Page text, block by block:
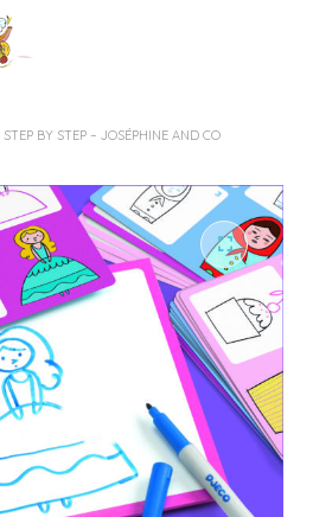
STEP BY STEP – JOSÉPHINE AND CO